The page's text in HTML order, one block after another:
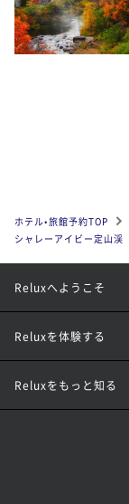
ホテル•旅館予約TOP
シャレーアイビー定山渓
Reluxへようこそ
Reluxを体験する
Reluxをもっと知る